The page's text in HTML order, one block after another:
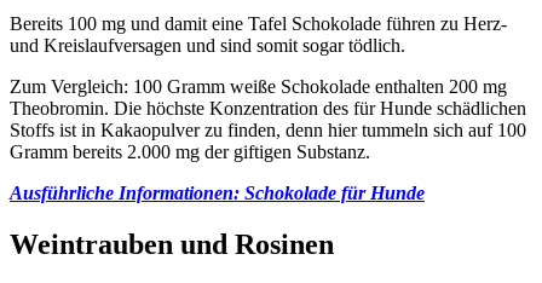
Bereits 100 mg und damit eine Tafel Schokolade führen zu Herz-
und Kreislaufversagen und sind somit sogar tödlich.
Zum Vergleich: 100 Gramm weiße Schokolade enthalten 200 mg
Theobromin. Die höchste Konzentration des für Hunde schädlichen
Stoffs ist in Kakaopulver zu finden, denn hier tummeln sich auf 100
Gramm bereits 2.000 mg der giftigen Substanz.
Ausführliche Informationen: Schokolade für Hunde
Weintrauben und Rosinen